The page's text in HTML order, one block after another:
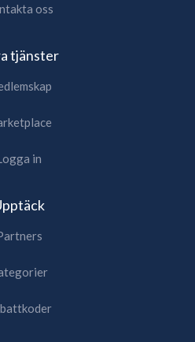
oss
tjänster
in